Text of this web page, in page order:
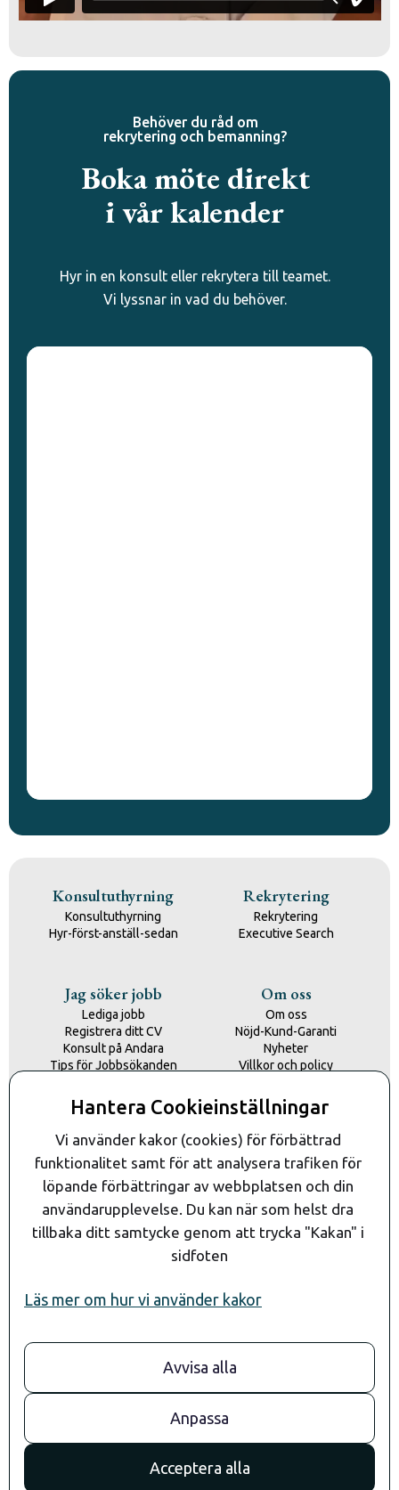
Behöver du råd om
rekrytering och bemanning?
Boka möte direkt
i vår kalender
Hyr in en konsult eller rekrytera till teamet.
Vi lyssnar in vad du behöver.
Konsultuthyrning
Konsultuthyrning
Hyr-först-anställ-sedan
Rekrytering
Rekrytering
Executive Search
Jag söker jobb
Lediga jobb
Registrera ditt CV
Konsult på Andara
Tips för Jobbsökanden
Om oss
Om oss
Nöjd-Kund-Garanti
Nyheter
Villkor och policy
Kontakta oss
Kontakt
08- 24 90 80
111 51 Stockholm
Hantera Cookieinställningar
Vi använder kakor (cookies) för förbättrad
funktionalitet samt för att analysera trafiken för
löpande förbättringar av webbplatsen och din
användarupplevelse. Du kan när som helst dra
tillbaka ditt samtycke genom att trycka "Kakan" i
sidfoten
Läs mer om hur vi använder kakor
Avvisa alla
Anpassa
Acceptera alla